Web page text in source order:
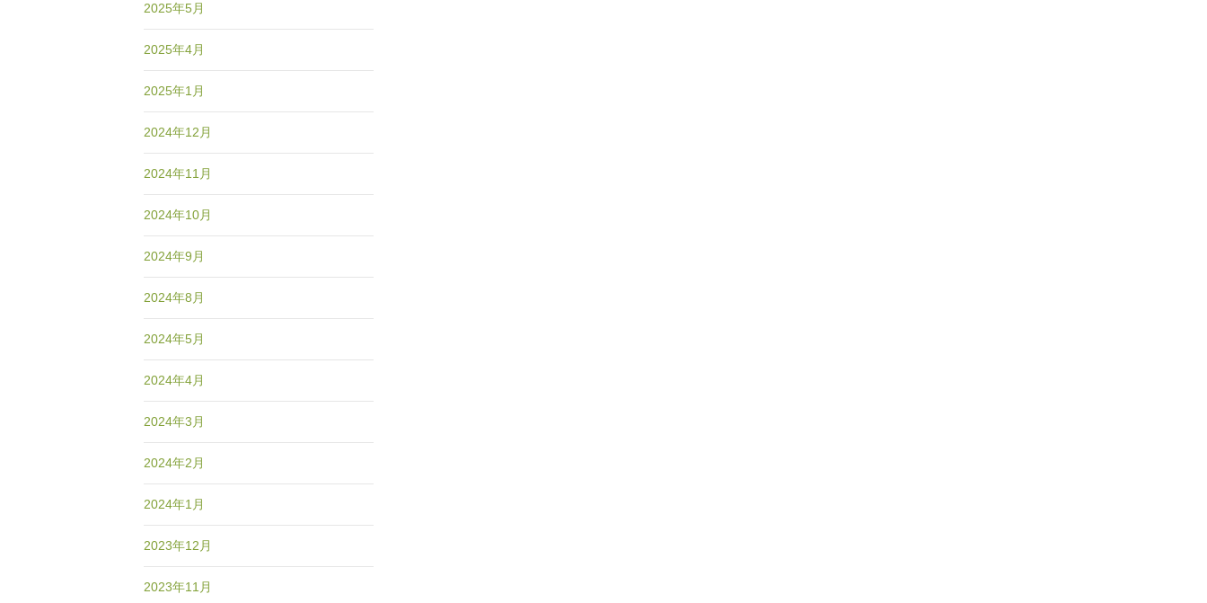
2025年5月
2025年4月
2025年1月
2024年12月
2024年11月
2024年10月
2024年9月
2024年8月
2024年5月
2024年4月
2024年3月
2024年2月
2024年1月
2023年12月
2023年11月